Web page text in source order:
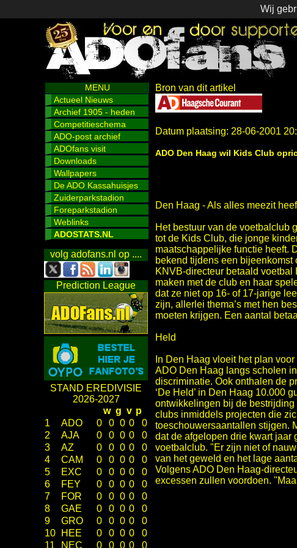
Wij
MENU
Actueel Nieuws
Archief 1905 - heden
Competitieschema
ADO-post archief
ADOfans visit
Downloads
Wallpapers
De ADO Kassahuisjes
Zuiderparkstadion
Foreparkstadion
Weblinks
ADOSTATS.NL
volg adofans.nl op ....
Prediction League
STAND EREDIVISIE
2026-2027
w g v p
1
ADO 0 0 0 0
0
2
AJA 0 0 0 0
0
3
AZ 0 0 0 0
0
4
CAM 0 0 0 0
0
5
EXC 0 0 0 0
0
6
FEY 0 0 0 0
0
7
FOR 0 0 0 0
0
8
GAE 0 0 0 0
0
9
GRO 0 0 0 0
0
10
HEE 0 0 0 0
0
11
NEC 0 0 0 0 0
Bron van dit artikel
Datum plaatsing: 28-06-2001
ADO Den Haag wil Kids Club
Den Haag - Als alles meezit
Het bestuur van de voetbalclub
tot de Kids Club, die jonge
maatschappelijke functie heeft.
bekend tijdens een
KNVB-directeur betaald
maken met de club en haar
dat ze niet op 16- of 17-jarige
zijn, allerlei thema’s met hen
moeten krijgen. Een aantal
Held
In Den Haag vloeit het plan
ADO Den Haag langs scholen
discriminatie. Ook onthalen de
‘De Held’ in Den Haag 10.000
ontwikkelingen bij de
clubs inmiddels projecten die
toeschouwersaantallen stijgen.
dat de afgelopen drie kwart
voetbalclub. "Er zijn niet of
van het geweld en het lage
Volgens ADO Den Haag-
excessen zullen voordoen.